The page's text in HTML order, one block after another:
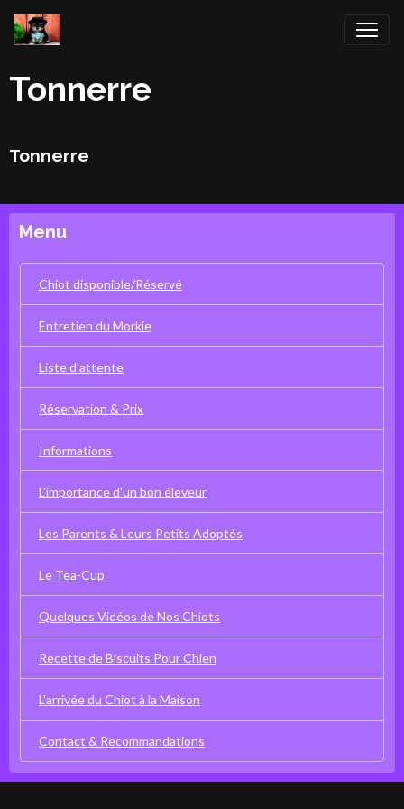
Tonnerre
Tonnerre
Menu
Chiot disponible/Réservé
Entretien du Morkie
Liste d'attente
Réservation & Prix
Informations
L'importance d'un bon éleveur
Les Parents & Leurs Petits Adoptés
Le Tea-Cup
Quelques Vidéos de Nos Chiots
Recette de Biscuits Pour Chien
L'arrivée du Chiot à la Maison
Contact & Recommandations